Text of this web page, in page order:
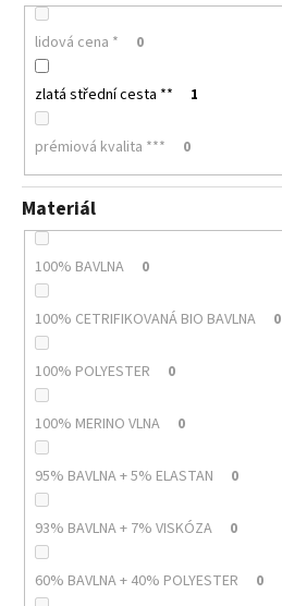
lidová cena * 0
zlatá střední cesta ** 1
prémiová kvalita *** 0
Materiál
100% BAVLNA 0
100% CETRIFIKOVANÁ BIO BAVLNA 0
100% POLYESTER 0
100% MERINO VLNA 0
95% BAVLNA + 5% ELASTAN 0
93% BAVLNA + 7% VISKÓZA 0
60% BAVLNA + 40% POLYESTER 0